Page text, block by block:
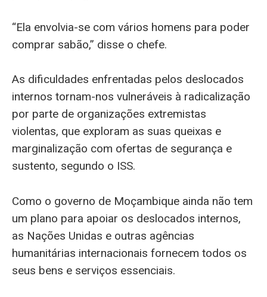
“Ela envolvia-se com vários homens para poder
comprar sabão,” disse o chefe.
As dificuldades enfrentadas pelos deslocados
internos tornam-nos vulneráveis à radicalização
por parte de organizações extremistas
violentas, que exploram as suas queixas e
marginalização com ofertas de segurança e
sustento, segundo o ISS.
Como o governo de Moçambique ainda não tem
um plano para apoiar os deslocados internos,
as Nações Unidas e outras agências
humanitárias internacionais fornecem todos os
seus bens e serviços essenciais.